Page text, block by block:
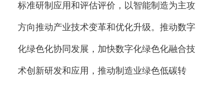
标准研制应用和评估评价，以智能制造为主攻
方向推动产业技术变革和优化升级。推动数字
化绿色化协同发展，加快数字化绿色化融合技
术创新研发和应用，推动制造业绿色低碳转